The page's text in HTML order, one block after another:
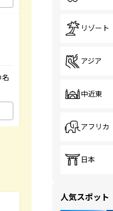
リゾート
アジア
中近東
アフリカ
日本
人気スポット